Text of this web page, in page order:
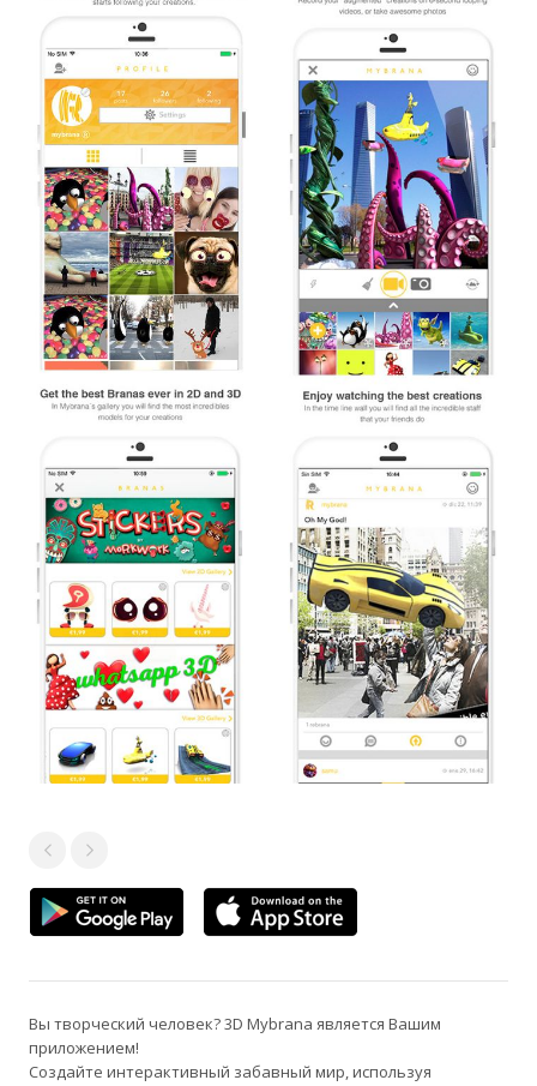
Вы творческий человек? 3D Mybrana является Вашим
приложением!
Создайте интерактивный забавный мир, используя